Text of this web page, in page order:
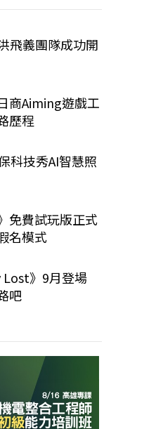
飛義團隊成功開
商Aiming遊戲工
歷程
科技秀AI智慧照
免費試玩版正式
名模式
》9月登場
吧